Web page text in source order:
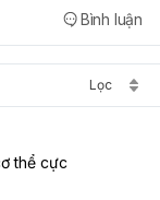
Bình luận
Lọc
thể cực